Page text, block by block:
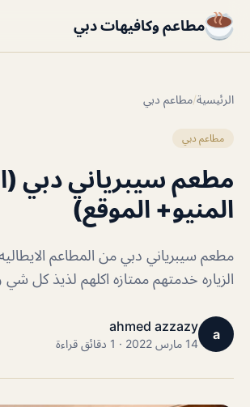
مطاعم وكافيهات دبي
الرئيسية/مطاعم دبي
مطاعم دبي
مطعم سيبرياني دبي
المنيو+ الموقع)
مطعم سيبرياني دبي من المطاعم
الزياره خدمتهم ممتازه اكلهم لذيذ كل
a
ahmed azzazy
14 مارس 2022 · 1 دقائق قراءة